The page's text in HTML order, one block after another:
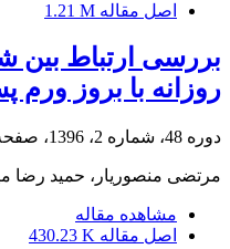
اصل مقاله 1.21 M
بررسی ارتباط بین
روزانه با بروز
دوره 48، شماره 2، 1396، صفحه
مرتضی منصوریار، حمید رضا
مشاهده مقاله
اصل مقاله 430.23 K